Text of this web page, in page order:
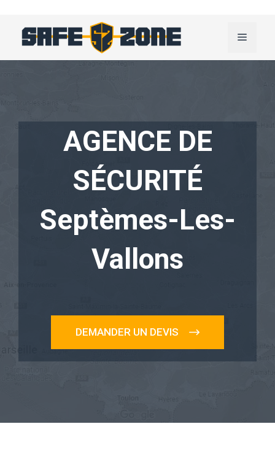
Menu
AGENCE DE
SÉCURITÉ
Septèmes-Les-
Vallons
DEMANDER UN DEVIS